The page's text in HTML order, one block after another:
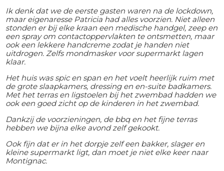
Ik denk dat we de eerste gasten waren na de lockdown,
maar eigenaresse Patricia had alles voorzien. Niet alleen
stonden er bij elke kraan een medische handgel, zeep en
een spray om contactoppervlakten te ontsmetten, maar
ook een lekkere handcreme zodat je handen niet
uitdrogen. Zelfs mondmasker voor supermarkt lagen
klaar.
Het huis was spic en span en het voelt heerlijk ruim met
de grote slaapkamers, dressing en en-suite badkamers.
Met het terras en ligstoelen bij het zwembad hadden we
ook een goed zicht op de kinderen in het zwembad.
Dankzij de voorzieningen, de bbq en het fijne terras
hebben we bijna elke avond zelf gekookt.
Ook fijn dat er in het dorpje zelf een bakker, slager en
kleine supermarkt ligt, dan moet je niet elke keer naar
Montignac.